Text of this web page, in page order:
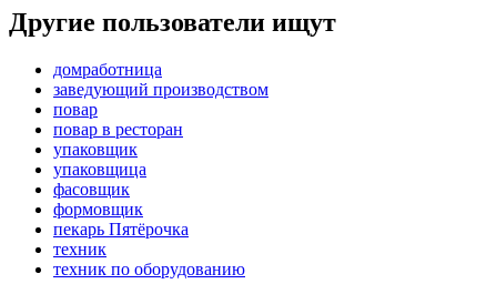
Другие пользователи ищут
домработница
заведующий производством
повар
повар в ресторан
упаковщик
упаковщица
фасовщик
формовщик
пекарь Пятёрочка
техник
техник по оборудованию